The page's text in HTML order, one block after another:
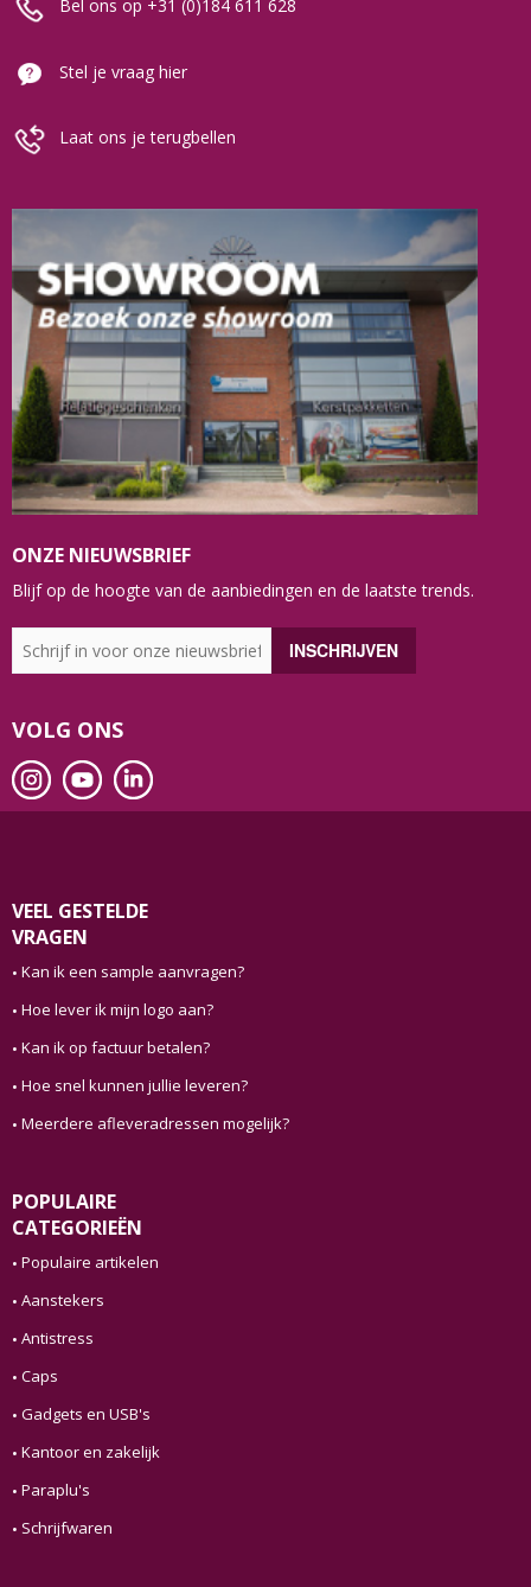
Bel ons op +31 (0)184 611 628
Stel je vraag hier
Laat ons je terugbellen
ONZE NIEUWSBRIEF
Blijf op de hoogte van de aanbiedingen en de laatste trends.
VOLG ONS
VEEL GESTELDE
VRAGEN
Kan ik een sample aanvragen?
Hoe lever ik mijn logo aan?
Kan ik op factuur betalen?
Hoe snel kunnen jullie leveren?
Meerdere afleveradressen mogelijk?
POPULAIRE
CATEGORIEËN
Populaire artikelen
Aanstekers
Antistress
Caps
Gadgets en USB's
Kantoor en zakelijk
Paraplu's
Schrijfwaren